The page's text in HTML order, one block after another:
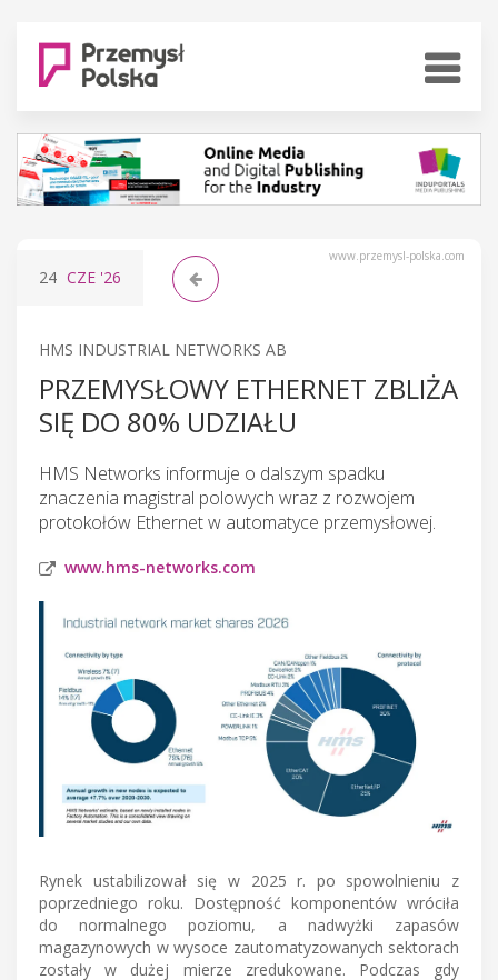
www.przemysl-polska.com
24 CZE '26
HMS INDUSTRIAL NETWORKS AB
PRZEMYSŁOWY ETHERNET ZBLIŻA
SIĘ DO 80% UDZIAŁU
HMS Networks informuje o dalszym spadku
znaczenia magistral polowych wraz z rozwojem
protokołów Ethernet w automatyce przemysłowej.
www.hms-networks.com
Rynek ustabilizował się w 2025 r. po spowolnieniu z
poprzedniego roku. Dostępność komponentów wróciła
do normalnego poziomu, a nadwyżki zapasów
magazynowych w wysoce zautomatyzowanych sektorach
zostały w dużej mierze zredukowane. Podczas gdy